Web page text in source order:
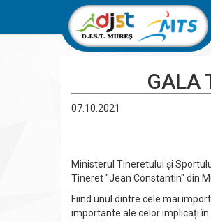
GALA
07.10.2021
Ministerul Tineretului și
Tineret "Jean Constantin" din
Fiind unul dintre cele mai
importante ale celor implicați